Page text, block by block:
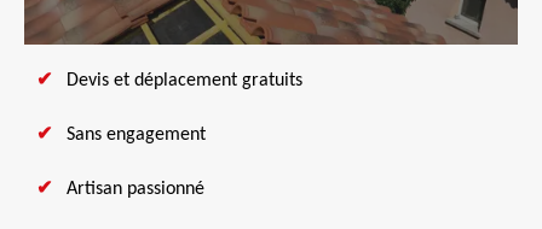
Devis et déplacement gratuits
Sans engagement
Artisan passionné